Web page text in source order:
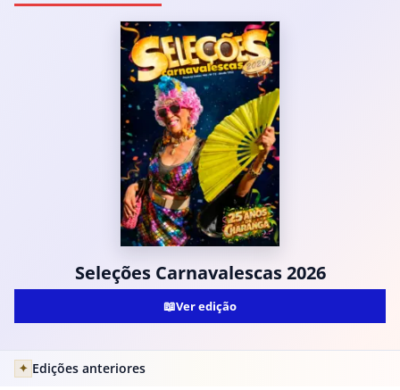
Seleções Carnavalescas 2026
📖Ver edição
✦ Edições anteriores